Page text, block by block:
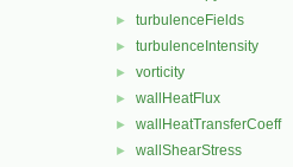
► turbulenceFields
► turbulenceIntensity
► vorticity
► wallHeatFlux
► wallHeatTransferCoeff
► wallShearStress